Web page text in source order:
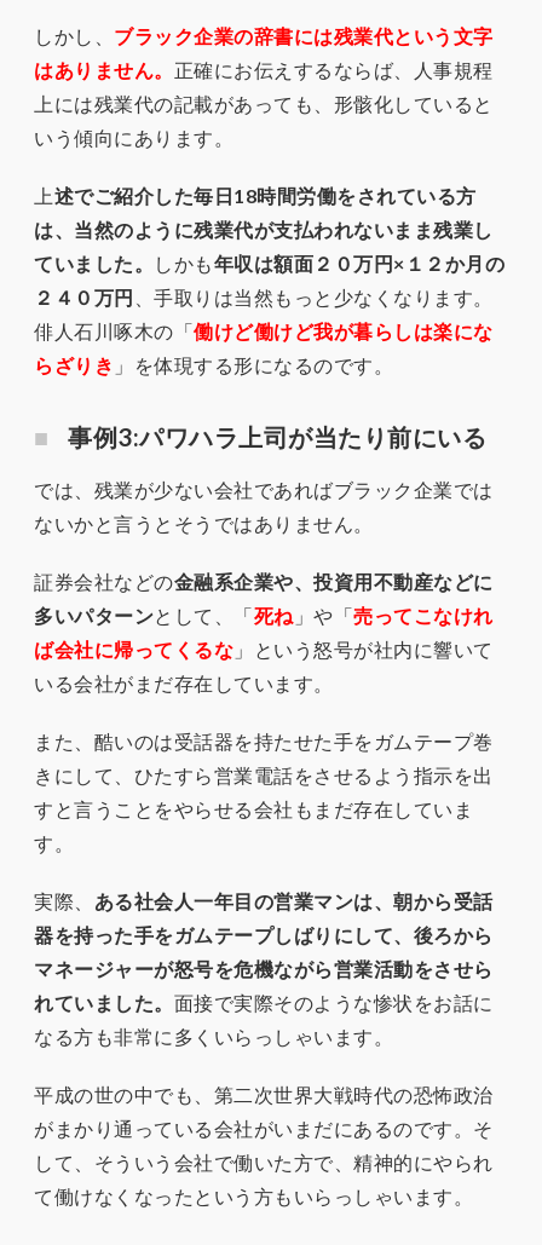
しかし、 ブラック企業の辞書には残業代という文字
はありません。 正確にお伝えするならば、人事規程
上には残業代の記載があっても、形骸化していると
いう傾向にあります。
上述でご紹介した毎日18時間労働をされている方
は、当然のように残業代が支払われないまま残業し
ていました。
しかも年収は額面２０万円×１２か月の
２４０万円 、手取りは当然もっと少なくなります。
俳人石川啄木の「働けど働けど我が暮らしは楽にな
らざりき 」を体現する形になるのです。
事例3:パワハラ上司が当たり前にいる
では、残業が少ない会社であればブラック企業では
ないかと言うとそうではありません。
証券会社などの金融系企業や、投資用不動産などに
多いパターンとして、「死ね 」や「売ってこなけれ
ば会社に帰ってくるな 」という怒号が社内に響いて
いる会社がまだ存在しています。
また、酷いのは受話器を持たせた手をガムテープ巻
きにして、ひたすら営業電話をさせるよう指示を出
すと言うことをやらせる会社もまだ存在していま
す。
実際、 ある社会人一年目の営業マンは、朝から受話
器を持った手をガムテープしばりにして、後ろから
マネージャーが怒号を危機ながら営業活動をさせら
れていました。 面接で実際そのような惨状をお話に
なる方も非常に多くいらっしゃいます。
平成の世の中でも、第二次世界大戦時代の恐怖政治
がまかり通っている会社がいまだにあるのです。そ
して、そういう会社で働いた方で、精神的にやられ
て働けなくなったという方もいらっしゃいます。